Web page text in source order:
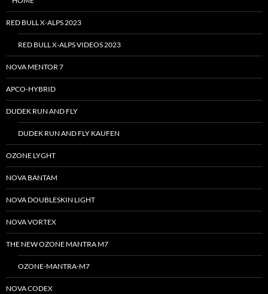
RED BULL X-ALPS 2023
RED BULL X-ALPS VIDEOS 2023
NOVA MENTOR 7
APCO-HYBRID
DUDEK RUN AND FLY
DUDEK RUN AND FLY KAUFEN
OZONE LYGHT
NOVA BANTAM
NOVA DOUBLESKIN LIGHT
NOVA VORTEX
THE NEW OZONE MANTRA M7
OZONE-MANTRA-M7
NOVA CODEX